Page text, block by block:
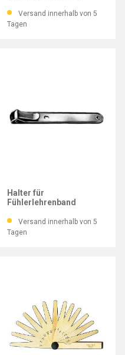
Versand innerhalb von 5
Tagen
Halter für
Fühlerlehrenband
Versand innerhalb von 5
Tagen